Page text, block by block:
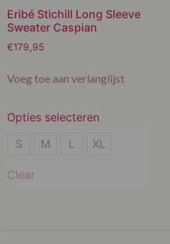
Eribé Stichill Long Sleeve
Sweater Caspian
€179,95
Voeg toe aan verlanglijst
Opties selecteren
S
M
S M L XL
Clear